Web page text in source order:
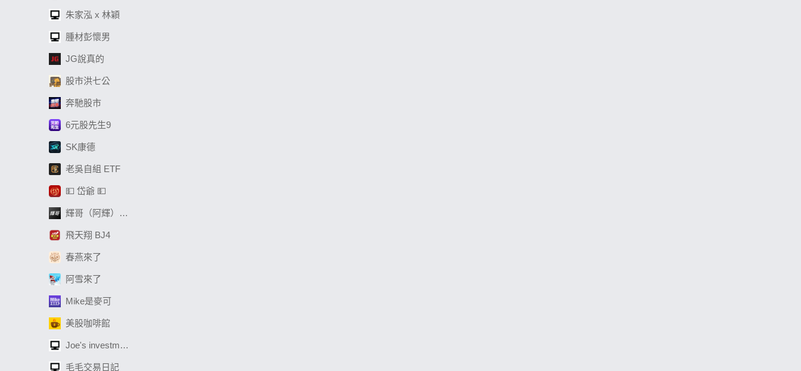
朱家泓 x 林穎
腫材彭懷男
JG說真的
股市洪七公
奔馳股市
6元股先生9
SK康德
老吳自組 ETF
💵 岱爺 💵
輝哥（阿輝）選股
飛天翔 BJ4
春燕來了
阿雪來了
Mike是麥可
美股咖啡館
Joe's investment
毛毛交易日記